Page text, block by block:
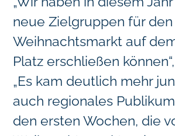
neue Zielgruppen für den
Weihnachtsmarkt auf
Platz erschließen
„Es kam deutlich mehr
auch regionales
den ersten Wochen, die